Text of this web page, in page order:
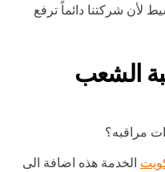
شركتنا دائماً ترفع
الشعب
مراقبه؟
الخدمة هذه اضافة الى